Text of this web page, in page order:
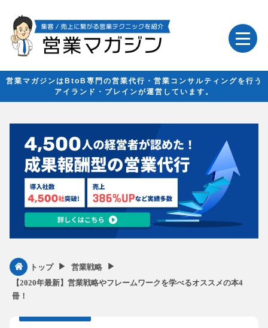
営業マガジンはBtoB専門の営業代行・営業コンサルティングを行う
アイランド・ブレインが運営しています。
トップ ▶︎ 営業戦略 ▶︎
【2020年最新】営業戦略やフレームワークを学べるオススメの本4
冊！